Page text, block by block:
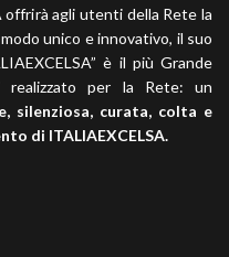
offrirà agli utenti della Rete la
unico e innovativo, il suo
è il più Grande
realizzato per la Rete: un
silenziosa, curata, colta e
di ITALIAEXCELSA.